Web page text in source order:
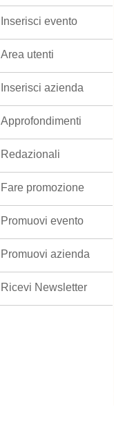
Inserisci evento
Area utenti
Inserisci azienda
Approfondimenti
Redazionali
Fare promozione
Promuovi evento
Promuovi azienda
Ricevi Newsletter